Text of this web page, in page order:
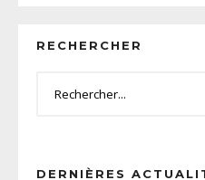
RECHERCHER
DERNIÈRES